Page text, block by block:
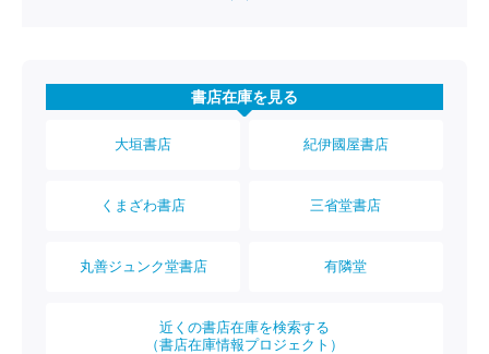
書店在庫を見る
大垣書店 紀伊國屋書店
くまざわ書店 三省堂書店
丸善ジュンク堂書店 有隣堂
近くの書店在庫を検索する
（書店在庫情報プロジェクト）